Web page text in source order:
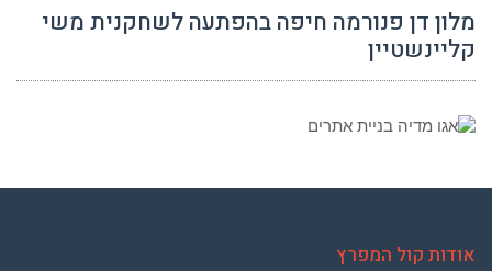
מלון דן פנורמה חיפה בהפתעה לשחקנית משי
קליינשטיין
אודות קול המפרץ